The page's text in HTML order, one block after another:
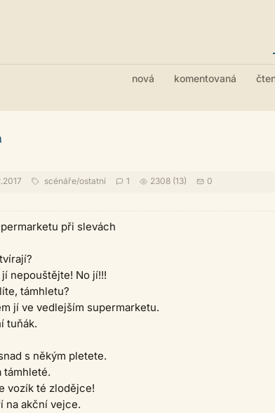
nová komentovaná
scénáře/ostatní 1 2308 (13) 0
při slevách
nepouštějte! No jí!!!
támhletu?
jí ve vedlejším supermarketu.
tuňák.
s někým pletete.
támhleté.
vozík té zlodějce!
na akční vejce.